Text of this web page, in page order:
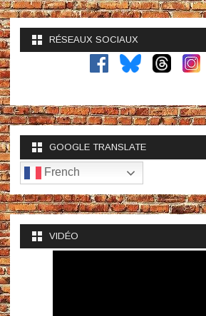
RÉSEAUX SOCIAUX
GOOGLE TRANSLATE
French
VIDÉO